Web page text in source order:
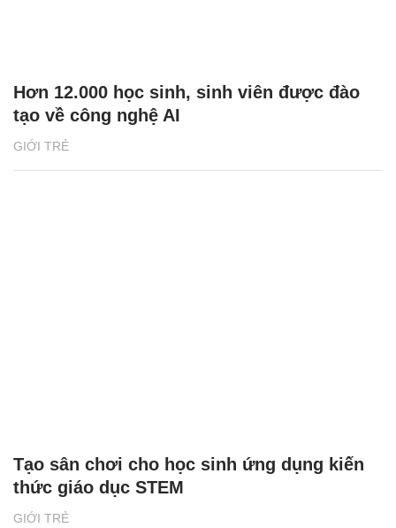
GIỚI TRẺ
Hơn 12.000 học sinh, sinh viên được đào
tạo về công nghệ AI
GIỚI TRẺ
Tạo sân chơi cho học sinh ứng dụng kiến
thức giáo dục STEM